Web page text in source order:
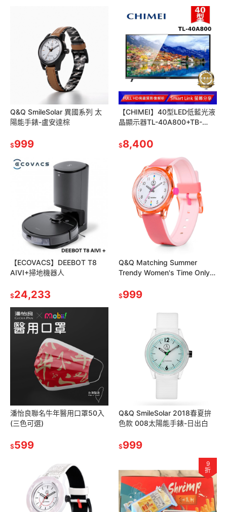
Q&Q SmileSolar 異國系列 太
陽能手錶-盧安達棕
$999
【CHIMEI】40型LED低藍光液
晶顯示器TL-40A800+TB-
$8,400
【ECOVACS】DEEBOT T8
AIVI+掃地機器人
$24,233
Q&Q Matching Summer
Trendy Women's Time Only
$999
潘怡良聯名牛年醫用口罩50入
(三色可選)
$599
Q&Q SmileSolar 2018春夏拚
色款 008太陽能手錶-日出白
$999
9
折